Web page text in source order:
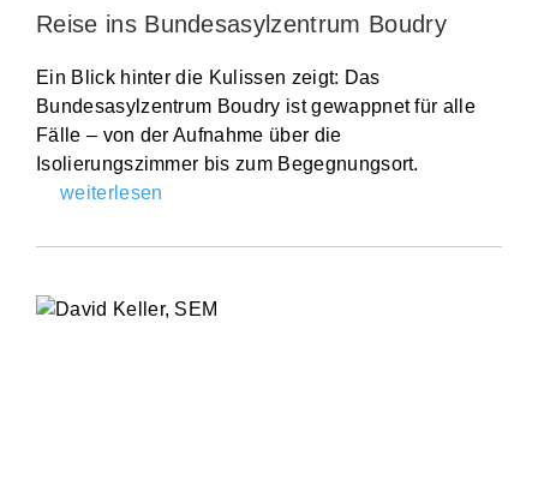
Reise ins Bundesasylzentrum Boudry
Ein Blick hinter die Kulissen zeigt: Das
Bundesasylzentrum Boudry ist gewappnet für alle
Fälle – von der Aufnahme über die
Isolierungszimmer bis zum Begegnungsort.
weiterlesen